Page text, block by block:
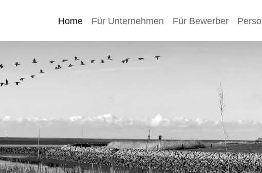
Home Für Unternehmen Für Bewerber